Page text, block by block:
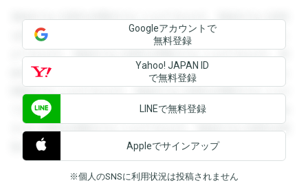
登録すると回答を閲覧することができます。登録すると回答
を閲覧することができます。登録すると回答を閲覧すること
ができます。登録すると回答を閲覧することができます。登
録すると回答を閲覧することができます。登録すると回答を
閲覧することができます。登録すると回答を閲覧することが
できます。登録すると回答を閲覧することができます。登録
すると回答を閲覧することができます。登録すると回答を閲
覧することができます。
Googleアカウントで
無料登録
Yahoo! JAPAN ID
で無料登録
LINEで無料登録
Appleでサインアップ
※個人のSNSに利用状況は投稿されません